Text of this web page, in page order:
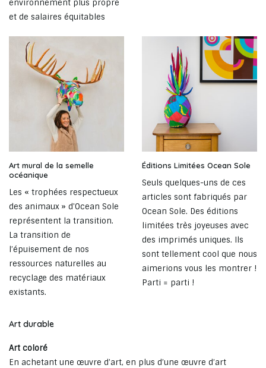
environnement plus propre
et de salaires équitables
Art mural de la semelle
océanique
Les « trophées respectueux
des animaux » d'Ocean Sole
représentent la transition.
La transition de
l’épuisement de nos
ressources naturelles au
recyclage des matériaux
existants.
Éditions Limitées Ocean Sole
Seuls quelques-uns de ces
articles sont fabriqués par
Ocean Sole. Des éditions
limitées très joyeuses avec
des imprimés uniques. Ils
sont tellement cool que nous
aimerions vous les montrer !
Parti = parti !
Art durable
Art coloré
En achetant une œuvre d’art, en plus d’une œuvre d’art